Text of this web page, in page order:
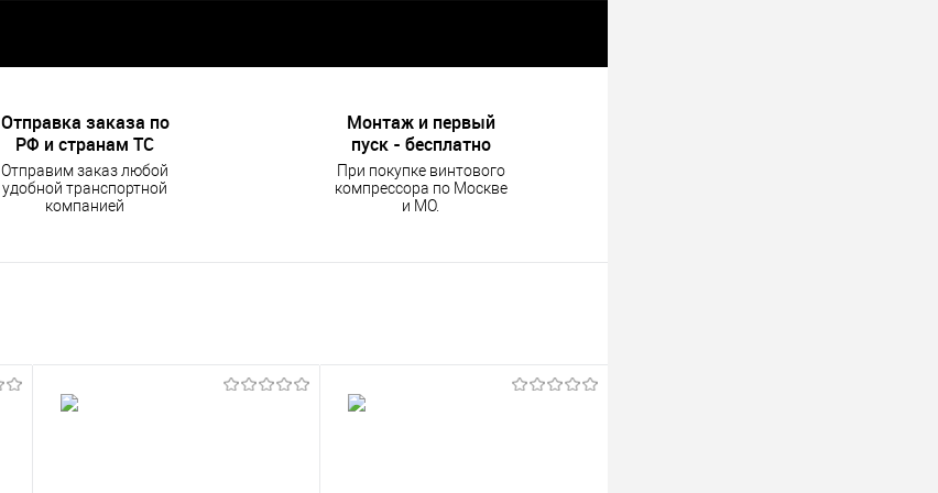
Отправка заказа по
РФ и странам ТС
Отправим заказ любой
удобной транспортной
компанией
Монтаж и первый
пуск - бесплатно
При покупке винтового
компрессора по Москве
и МО.